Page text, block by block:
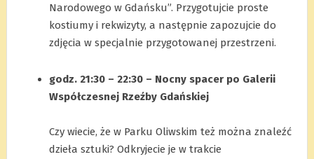
Narodowego w Gdańsku”. Przygotujcie proste
kostiumy i rekwizyty, a następnie zapozujcie do
zdjęcia w specjalnie przygotowanej przestrzeni.
godz. 21:30 – 22:30 – Nocny spacer po Galerii
Współczesnej Rzeźby Gdańskiej
Czy wiecie, że w Parku Oliwskim też można znaleźć
dzieła sztuki? Odkryjecie je w trakcie